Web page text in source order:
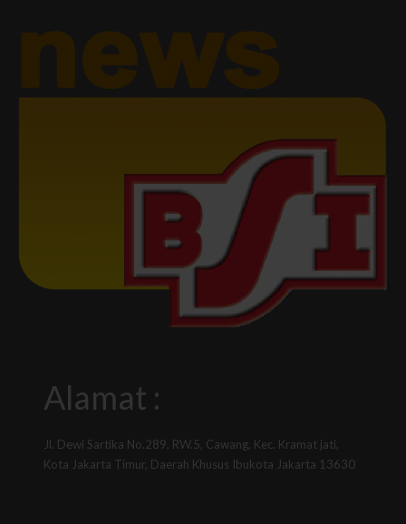
Alamat :
Jl. Dewi Sartika No.289, RW.5, Cawang, Kec. Kramat jati,
Kota Jakarta Timur, Daerah Khusus Ibukota Jakarta 13630